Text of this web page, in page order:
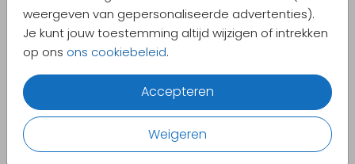
weergeven van gepersonaliseerde advertenties).
Je kunt jouw toestemming altijd wijzigen of intrekken
op ons ons cookiebeleid.
Accepteren
Weigeren
Panorama enkel